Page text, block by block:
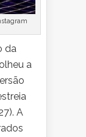
da
a
A